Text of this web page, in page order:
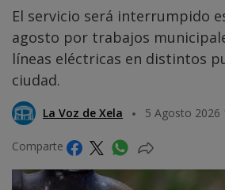
El servicio será interrumpido
agosto por trabajos
líneas eléctricas en distintos
ciudad.
La Voz de Xela 5 Agosto 2026
Comparte